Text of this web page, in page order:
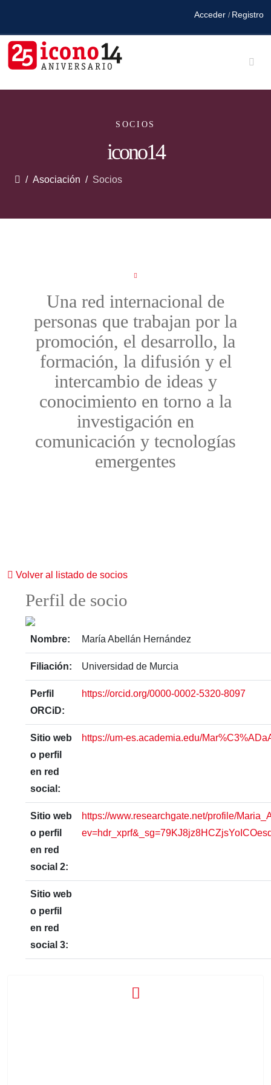
Acceder / Registro
SOCIOS
icono14
Asociación Socios
Una red internacional de
personas que trabajan por la
promoción, el desarrollo, la
formación, la difusión y el
intercambio de ideas y
conocimiento en torno a la
investigación en
comunicación y tecnologías
emergentes
Volver al listado de socios
Perfil de socio
Nombre: María Abellán Hernández
Filiación: Universidad de Murcia
Perfil
ORCiD:
https://orcid.org/0000-0002-5320-8097
Sitio web
o perfil
en red
social:
https://um-es.academia.edu/
Sitio web
o perfil
en red
social 2:
https://www.researchgate.net/profile/
Sitio web
o perfil
en red
social 3: